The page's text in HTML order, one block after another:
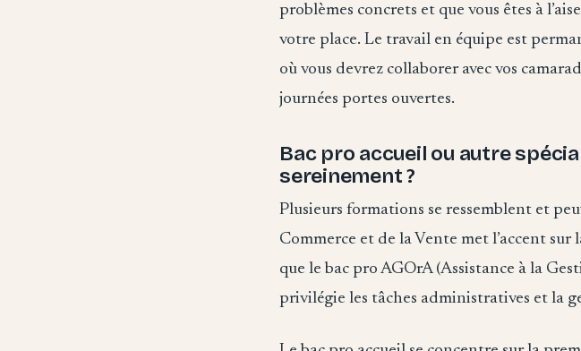
problèmes concrets et que vous êtes à
votre place. Le travail en équipe est
où vous devrez collaborer avec vos
journées portes ouvertes.
Bac pro accueil ou autre
sereinement ?
Plusieurs formations se ressemblent et
Commerce et de la Vente met l’accent
que le bac pro AGOrA (Assistance à la
privilégie les tâches administratives et la